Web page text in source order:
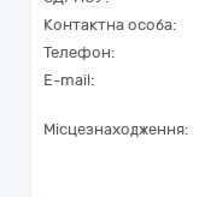
Контактна особа:
Телефон:
E-mail:
Місцезнаходження: